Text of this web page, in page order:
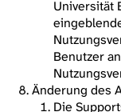
Universität
Benutzer
Änderung des
Die